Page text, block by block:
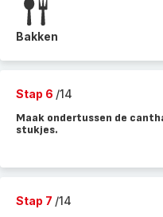
Bakken
Stap 6 /14
Maak ondertussen de
stukjes.
Stap 7 /14